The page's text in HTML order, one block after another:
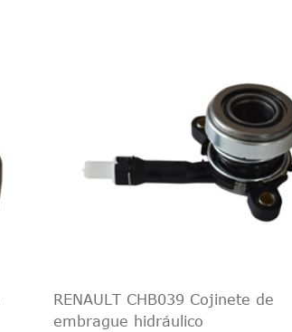
RENAULT CHB039 Cojinete de
embrague hidráulico